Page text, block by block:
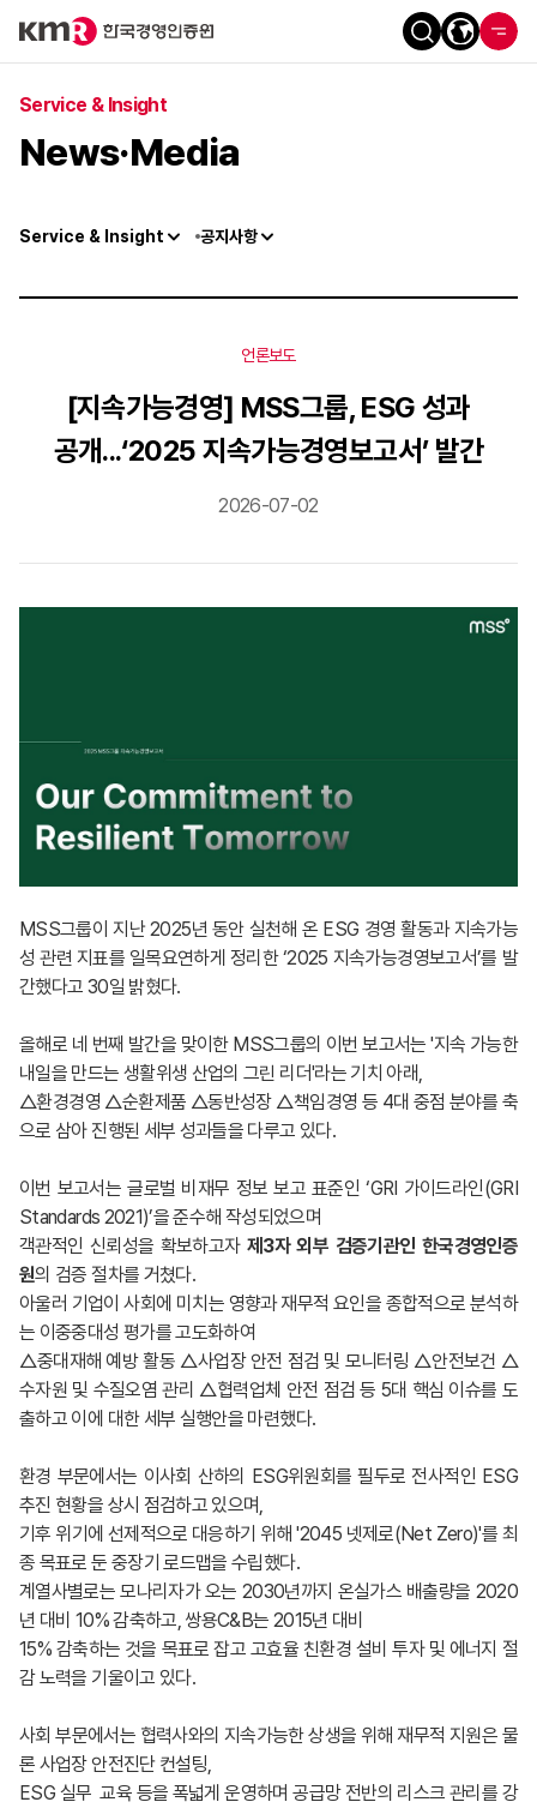
Service & Insight
News·Media
Service & Insight 공지사항
언론보도
[지속가능경영] MSS그룹, ESG 성과
공개...‘2025 지속가능경영보고서’ 발간
2026-07-02
MSS그룹이 지난 2025년 동안 실천해 온 ESG 경영 활동과 지속가능
성 관련 지표를 일목요연하게 정리한 ‘2025 지속가능경영보고서’를 발
간했다고 30일 밝혔다.
올해로 네 번째 발간을 맞이한 MSS그룹의 이번 보고서는 '지속 가능한
내일을 만드는 생활위생 산업의 그린 리더'라는 기치 아래,
△환경경영 △순환제품 △동반성장 △책임경영 등 4대 중점 분야를 축
으로 삼아 진행된 세부 성과들을 다루고 있다.
이번 보고서는 글로벌 비재무 정보 보고 표준인 ‘GRI 가이드라인(GRI
Standards 2021)’을 준수해 작성되었으며
객관적인 신뢰성을 확보하고자 제3자 외부 검증기관인 한국경영인증
원의 검증 절차를 거쳤다.
아울러 기업이 사회에 미치는 영향과 재무적 요인을 종합적으로 분석하
는 이중중대성 평가를 고도화하여
△중대재해 예방 활동 △사업장 안전 점검 및 모니터링 △안전보건 △
수자원 및 수질오염 관리 △협력업체 안전 점검 등 5대 핵심 이슈를 도
출하고 이에 대한 세부 실행안을 마련했다.
환경 부문에서는 이사회 산하의 ESG위원회를 필두로 전사적인 ESG
추진 현황을 상시 점검하고 있으며,
기후 위기에 선제적으로 대응하기 위해 '2045 넷제로(Net Zero)'를 최
종 목표로 둔 중장기 로드맵을 수립했다.
계열사별로는 모나리자가 오는 2030년까지 온실가스 배출량을 2020
년 대비 10% 감축하고, 쌍용C&B는 2015년 대비
15% 감축하는 것을 목표로 잡고 고효율 친환경 설비 투자 및 에너지 절
감 노력을 기울이고 있다.
사회 부문에서는 협력사와의 지속가능한 상생을 위해 재무적 지원은 물
론 사업장 안전진단 컨설팅,
ESG 실무 교육 등을 폭넓게 운영하며 공급망 전반의 리스크 관리를 강